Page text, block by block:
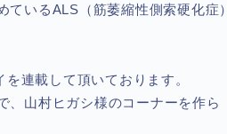
いるALS（筋萎縮性側索硬化症）
連載して頂いております。
、山村ヒガシ様のコーナーを作ら